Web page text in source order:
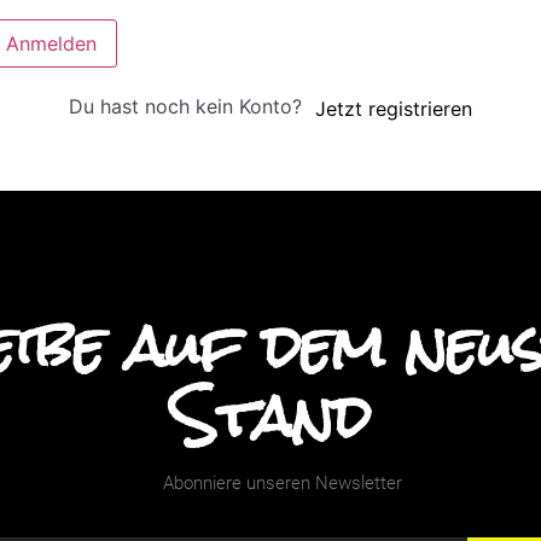
Anmelden
Du hast noch kein Konto? Jetzt registrieren
auf dem
Stand
Abonniere unseren Newsletter